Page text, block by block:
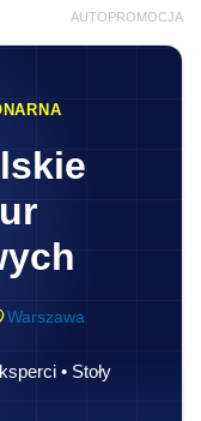
AUTOPROMOCJA
Warszawa
• Stoły